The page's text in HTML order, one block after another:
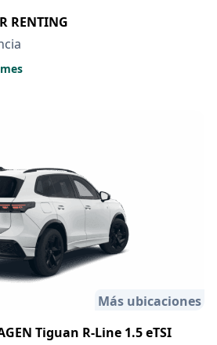
RENTING
Más ubicaciones
Tiguan R-Line 1.5 eTSI